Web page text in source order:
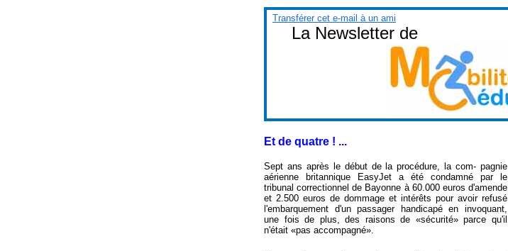
Transférer cet e-mail à un ami
La Newsletter de
Et de quatre ! ...
Sept ans après le début de la procédure, la com- pagnie
aérienne britannique EasyJet a été condamné par le
tribunal correctionnel de Bayonne à 60.000 euros d'amende
et 2.500 euros de dommage et intérêts pour avoir refusé
l'embarquement d'un passager handicapé en invoquant,
une fois de plus, des raisons de «sécurité» parce qu'il
n'était «pas accompagné».